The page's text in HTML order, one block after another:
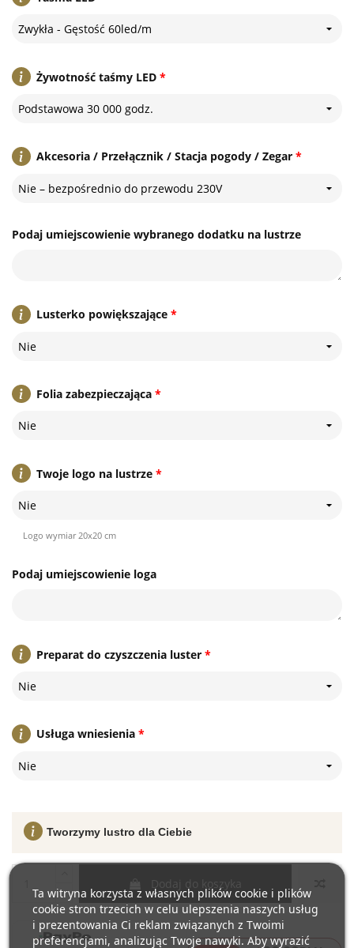
Zwykła - Gęstość 60led/m
*
Żywotność taśmy LED
Podstawowa 30 000 godz.
*
Akcesoria / Przełącznik / Stacja pogody / Zegar
Nie – bezpośrednio do przewodu 230V
Podaj umiejscowienie wybranego dodatku na lustrze
*
Lusterko powiększające
Nie
*
Folia zabezpieczająca
Nie
*
Twoje logo na lustrze
Nie
Logo wymiar 20x20 cm
Podaj umiejscowienie loga
*
Preparat do czyszczenia luster
Nie
*
Usługa wniesienia
Nie
Dodaj do koszyka
Tworzymy lustro dla Ciebie
Ta witryna korzysta z własnych plików cookie i plików
cookie stron trzecich w celu ulepszenia naszych usług
i prezentowania Ci reklam związanych z Twoimi
preferencjami, analizując Twoje nawyki. Aby wyrazić